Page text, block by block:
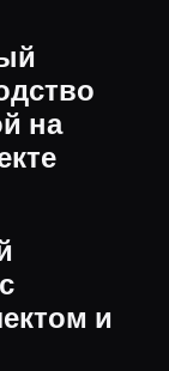
на
и